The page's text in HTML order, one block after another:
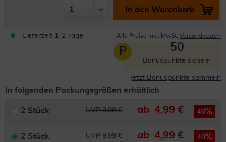
In den Warenkorb
Lieferzeit 1-2 Tage Alle Preise inkl. MwSt. Versandkosten
P 50
Bonuspunkte sichern
Jetzt Bonuspunkte sammeln
In folgenden Packungsgrößen erhältlich
2 Stück UVP 9,99 € ab 4,99 € 40
2 Stück UVP 9,99 € ab 4,99 € 40